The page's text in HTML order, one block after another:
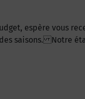
espère vous
saisons. Notre